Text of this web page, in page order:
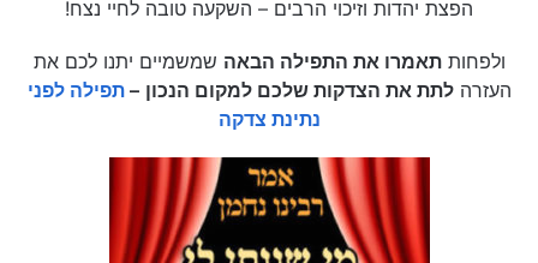
הפצת יהדות וזיכוי הרבים – השקעה טובה לחיי נצח!
ולפחותתאמרו את התפילה הבאה שמשמיים יתנו לכם את
העזרהלתת את הצדקות שלכם למקום הנכון –תפילה לפני
נתינת צדקה